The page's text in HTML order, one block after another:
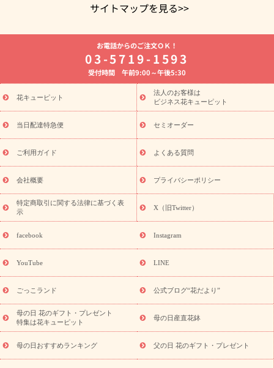
サイトマップを見る>>
よく贈られる花
お祝いの花特集
誕生日フラワーギフト特集
8月の誕生花(トルコキキョウ)
開店・開業祝い
お供え・お悔やみ お供え・お悔やみの花
通夜・葬儀に贈る花 胡蝶蘭・花鉢
ーブドフラワー
季節のイベント
ひまわり ギフト・プレゼント
特集
お盆 花（新盆・初盆） 季節のイベント
お盆 花（新
盆・初盆）
お盆 花（新盆・初盆）
お盆・お供え 花とセットギ
フト
お盆・お供え プリザーブドフラワー
ひまわり ギフト・プ
レゼント特集
夏の花贈り・お中元・暑中見舞い 花のギフト特集
敬老の日におくる花ギフト・プレゼント特集
花ギフト・プレゼント特集
敬老の日 花のおすすめランキング
敬
老の日 花鉢植えのギフト・プレゼント特集
敬老の日 花とセットギ
フト・プレゼント特集
敬老の日の花 全てのギフト一覧
キャン
ペーン
映画『ウォーターガーディアンズ』コラボキャンペーン
「きょう誕生日なんです」キャンペーン
誕生日の花を探す
誕生日フラワーギフト 誕生日フラワーギフト特集
(トルコキキョウ)
9月の誕生花(リンドウ)
ら探す
お祝いの花特集 当日配達特急便 お祝い商品一覧
念日
結婚祝い 出産祝い 退院祝い・快気祝い
寿祝い
プチギフト ペットのお祝いフラワー
お供え・お悔やみの花
四十九日法要以降に贈る花
通夜・葬儀
お電話からのご注文ＯＫ！
03-5719-1593
受付時間 午前9:00～午後5:30
花キューピット
法人のお客様は
ビジネス花キューピット
当日配達特急便 セミオーダー
ご利用ガイド よくある質問
会社概要 プライバシーポリシー
特定商取引に関する法律に基づく表
示
X（旧Twitter）
facebook Instagram
YouTube LINE
ごっこランド 公式ブログ“花だより”
母の日 花のギフト・プレゼント
特集は花キューピット
母の日産直花鉢
母の日おすすめランキング 父の日 花のギフト・プレゼント